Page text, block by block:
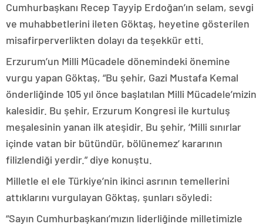
Cumhurbaşkanı Recep Tayyip Erdoğan’ın selam, sevgi
ve muhabbetlerini ileten Göktaş, heyetine gösterilen
misafirperverlikten dolayı da teşekkür etti.
Erzurum’un Milli Mücadele dönemindeki önemine
vurgu yapan Göktaş, “Bu şehir, Gazi Mustafa Kemal
önderliğinde 105 yıl önce başlatılan Milli Mücadele’mizin
kalesidir. Bu şehir, Erzurum Kongresi ile kurtuluş
meşalesinin yanan ilk ateşidir. Bu şehir, ‘Milli sınırlar
içinde vatan bir bütündür, bölünemez’ kararının
filizlendiği yerdir.” diye konuştu.
Milletle el ele Türkiye’nin ikinci asrının temellerini
attıklarını vurgulayan Göktaş, şunları söyledi:
“Sayın Cumhurbaşkanı’mızın liderliğinde milletimizle